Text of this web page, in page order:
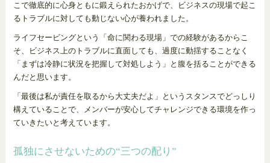
こで徹底的に心身ともに鍛えられたおかげで、ビジネスの現場で起こ
るトラブルに対しても動じない心が養われました。
ライフセービングという「命に関わる現場」での経験があるからこ
そ、ビジネス上のトラブルに直面しても、過度に動揺することなく
「まずは冷静に状況を把握して対処しよう」と腹を括ることができる
んだと思います。
「最後は私が責任を取るから大丈夫だよ」というスタンスでどっしり
構えていることで、メンバーが安心してチャレンジできる環境を作っ
ていきたいと考えています。
孤独にさせないための“三つの配り”